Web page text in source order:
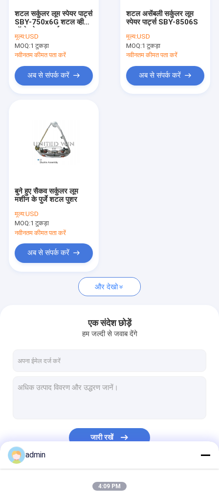
हाइड्रोलिक बेलिंग प्रेस मशीन
चिपकने वाला टेप बनाने की मशीन
यार्न घुमा मशीन
प्लास्टिक नेट एक्सट्रूज़न लाइन
वैक्यूम फ्रीज ड्रायर
शटल सर्कुलर लूम स्पेयर पार्ट्स
SBY-750x6G शटल व्हील
मूल्य:USD
MOQ:1 टुकड़ा
नवीनतम कीमत पता करें
अब से संपर्क करें
शटल असेंबली सर्कुलर लूम
स्पेयर पार्ट्स SBY-8506S
मूल्य:USD
MOQ:1 टुकड़ा
नवीनतम कीमत पता करें
अब से संपर्क करें
बुने हुए सैकव सर्कुलर लूम
मशीन के पुर्जे शटल पुशर
मूल्य:USD
MOQ:1 टुकड़ा
नवीनतम कीमत पता करें
अब से संपर्क करें
और देखो
एक संदेश छोड़ें
हम जल्दी से जवाब देंगे
जारी रखें
admin
4:09 PM